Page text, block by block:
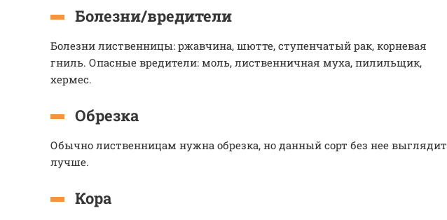
Болезни/вредители
Болезни лиственницы: ржавчина, шютте, ступенчатый рак, корневая
гниль. Опасные вредители: моль, лиственничная муха, пилильщик,
хермес.
Обрезка
Обычно лиственницам нужна обрезка, но данный сорт без нее выглядит
лучше.
Кора